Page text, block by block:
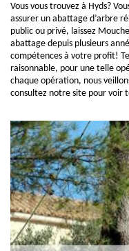
Vous vous trouvez à Hyds?
assurer un abattage d’arbre
public ou privé, laissez
abattage depuis plusieurs
compétences à votre profit!
raisonnable, pour une telle
chaque opération, nous
consultez notre site pour voir